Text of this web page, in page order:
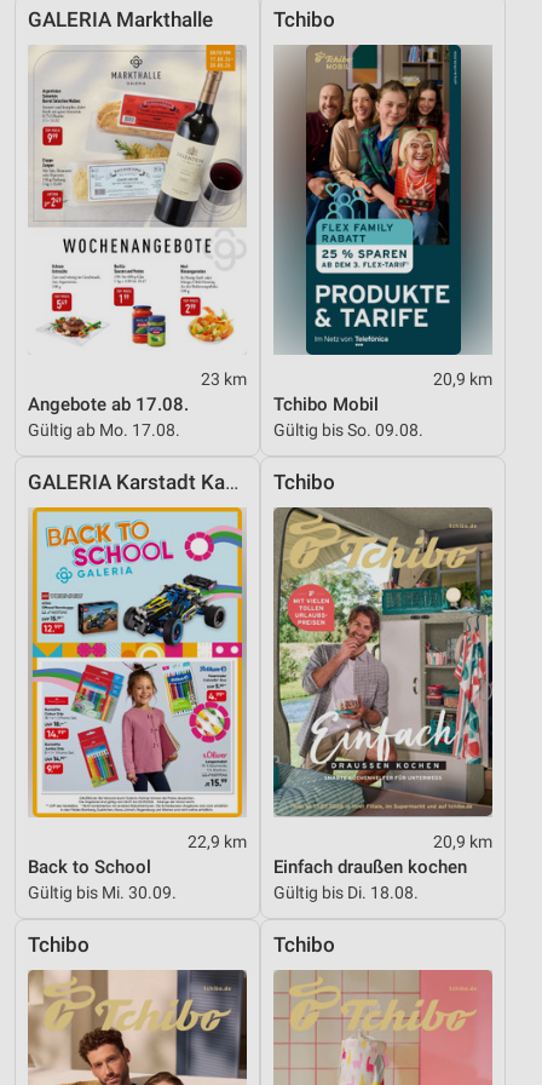
GALERIA Markthalle
23 km
Angebote ab 17.08.
Gültig ab Mo. 17.08.
Tchibo
20,9 km
Tchibo Mobil
Gültig bis So. 09.08.
GALERIA Karstadt Kaufhof
22,9 km
Back to School
Gültig bis Mi. 30.09.
Tchibo
20,9 km
Einfach draußen kochen
Gültig bis Di. 18.08.
Tchibo Tchibo
Verwendung von Profilen zur Auswahl
personalisierter Inhalte
Messung der Werbeleistung
Messung der Performance von Inhalten
Analyse von Zielgruppen durch Statistiken oder
Kombinationen von Daten aus verschiedenen
Quellen
Entwicklung und Verbesserung der Angebote
Verwendung reduzierter Daten zur Auswahl von
IAB-Besonderheiten:
Geräte anhand von aktiv angeforderten
Informationen identifizieren
Nicht-IAB-Verarbeitungszwecke:
Notwendig
Performance
Funktional
Werbung